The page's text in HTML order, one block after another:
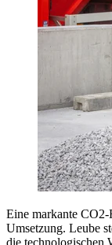
Eine markante
Umsetzung. Leube
die technologischen